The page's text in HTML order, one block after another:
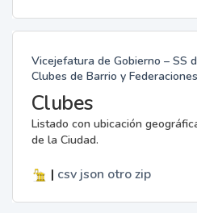
Vicejefatura de Gobierno – SS
Clubes de Barrio y
Clubes
Listado con ubicación
de la Ciudad.
| csv json otro zip